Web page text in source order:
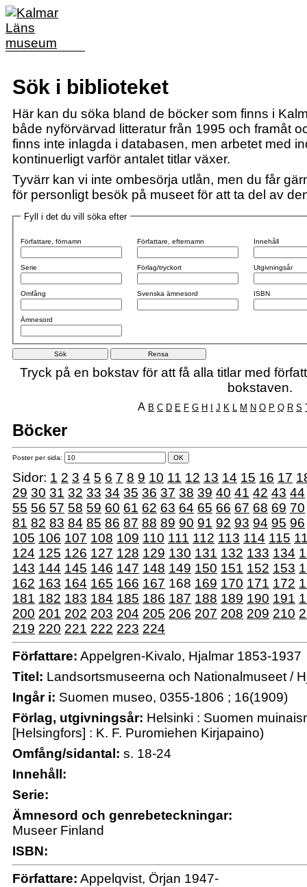
Sök i biblioteket
Här kan du söka bland de böcker som finns i
både nyförvärvad litteratur från 1995 och framåt
finns inte inlagda i databasen, men arbetet med
kontinuerligt varför antalet titlar växer.
Tyvärr kan vi inte ombesörja utlån, men du får
för personligt besök på museet för att ta del av
Fyll i det du vill söka efter
Författare, förnamn
Serie
Omfång
Ämnesord
Författare, efternamn
Förlag/tryckort
Svenska ämnesord
Innehåll
Utgivningsår
ISBN
Tryck på en bokstav för att få alla titlar med
bokstaven.
A B C D E F G H I J K L M N O P Q R S
Böcker
Poster per sida:
Sidor: 1 2 3 4 5 6 7 8 9 10 11 12 13 14 15 16 17
29 30 31 32 33 34 35 36 37 38 39 40 41 42 43 44
55 56 57 58 59 60 61 62 63 64 65 66 67 68 69 70
81 82 83 84 85 86 87 88 89 90 91 92 93 94 95 96
105 106 107 108 109 110 111 112 113 114 115
124 125 126 127 128 129 130 131 132 133 134
143 144 145 146 147 148 149 150 151 152 153
162 163 164 165 166 167 168 169 170 171 172
181 182 183 184 185 186 187 188 189 190 191
200 201 202 203 204 205 206 207 208 209 210
219 220 221 222 223 224
Författare: Appelgren-Kivalo, Hjalmar 1853-1937
Titel: Landsortsmuseerna och Nationalmuseet /
Ingår i: Suomen museo, 0355-1806 ; 16(1909)
Förlag, utgivningsår: Helsinki : Suomen
[Helsingfors] : K. F. Puromiehen Kirjapaino)
Omfång/sidantal: s. 18-24
Innehåll:
Serie:
Ämnesord och genrebeteckningar:
Museer Finland
ISBN:
Författare: Appelqvist, Örjan 1947-